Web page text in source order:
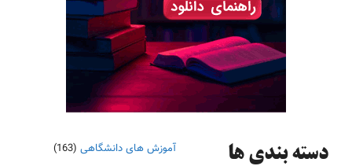
دسته‌ بندی ها آموزش های دانشگاهی (163)